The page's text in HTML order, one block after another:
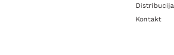
Distribucija
Kontakt